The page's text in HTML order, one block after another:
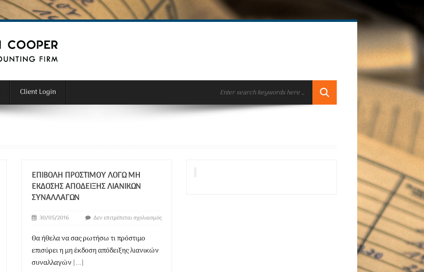
Client Login
ΕΠΙΒΟΛΉ ΠΡΟΣΤΊΜΟΥ ΛΌΓΩ ΜΗ
ΈΚΔΟΣΗΣ ΑΠΌΔΕΙΞΗΣ ΛΙΑΝΙΚΏΝ
ΣΥΝΑΛΛΑΓΏΝ
30/05/2016 Δεν επιτρέπεται σχολιασμός
Θα ήθελα να σας ρωτήσω τι πρόστιμο
επισύρει η μη έκδοση απόδειξης λιανικών
συναλλαγών [...]